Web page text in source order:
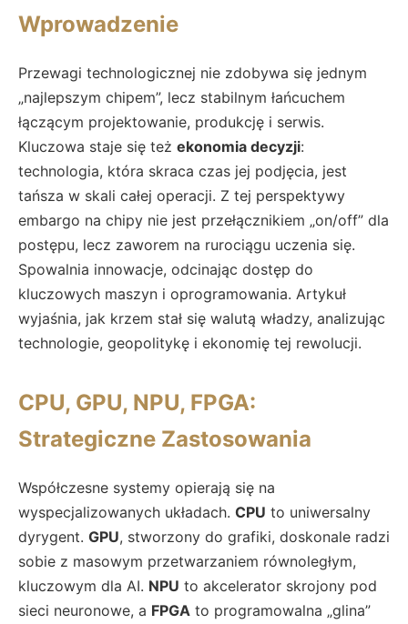
Wprowadzenie
Przewagi technologicznej nie zdobywa się jednym
„najlepszym chipem”, lecz stabilnym łańcuchem
łączącym projektowanie, produkcję i serwis.
Kluczowa staje się też ekonomia decyzji:
technologia, która skraca czas jej podjęcia, jest
tańsza w skali całej operacji. Z tej perspektywy
embargo na chipy nie jest przełącznikiem „on/off” dla
postępu, lecz zaworem na rurociągu uczenia się.
Spowalnia innowacje, odcinając dostęp do
kluczowych maszyn i oprogramowania. Artykuł
wyjaśnia, jak krzem stał się walutą władzy, analizując
technologie, geopolitykę i ekonomię tej rewolucji.
CPU, GPU, NPU, FPGA:
Strategiczne Zastosowania
Współczesne systemy opierają się na
wyspecjalizowanych układach. CPU to uniwersalny
dyrygent. GPU, stworzony do grafiki, doskonale radzi
sobie z masowym przetwarzaniem równoległym,
kluczowym dla AI. NPU to akcelerator skrojony pod
sieci neuronowe, a FPGA to programowalna „glina”